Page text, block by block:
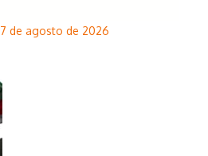
de agosto de 2026